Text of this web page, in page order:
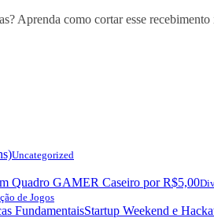
Aprenda como cortar esse
Uncategorized
Quadro GAMER Caseiro por R$5,00
de Jogos
Startup Weekend e